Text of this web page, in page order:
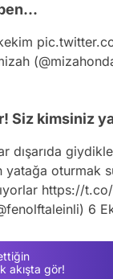
Siz kimsiniz
dışarıda
yatağa oturmak
https://
6
akışta gör!